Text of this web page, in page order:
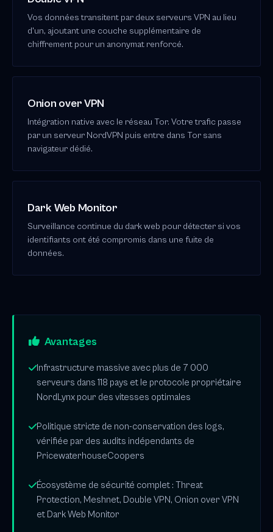
Vos données transitent par deux serveurs VPN au lieu
d'un, ajoutant une couche supplémentaire de
chiffrement pour un anonymat renforcé.
Onion over VPN
Intégration native avec le réseau Tor. Votre trafic passe
par un serveur NordVPN puis entre dans Tor sans
navigateur dédié.
Dark Web Monitor
Surveillance continue du dark web pour détecter si vos
identifiants ont été compromis dans une fuite de
données.
Avantages
Infrastructure massive avec plus de 7 000
serveurs dans 118 pays et le protocole propriétaire
NordLynx pour des vitesses optimales
Politique stricte de non-conservation des logs,
vérifiée par des audits indépendants de
PricewaterhouseCoopers
Écosystème de sécurité complet : Threat
Protection, Meshnet, Double VPN, Onion over VPN
et Dark Web Monitor